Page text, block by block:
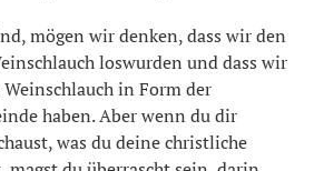
mögen wir denken, dass wir den
loswurden und dass wir
in Form der
haben. Aber wenn du dir
was du deine christliche